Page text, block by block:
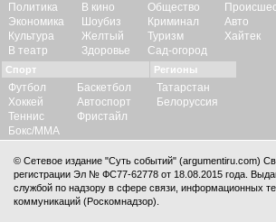
Политика
Экономика
Культура
В театр
В кино
Шоубиз
Желтый
Здоровье
Общество
Криминал
Туризм
Сад-огород
Авто
Хайтек
Спорт
Футбол
Хоккей
Теннис
Бокс/ММА
Баскетбол
Автоспорт
Фристайл
Регионы
Татарстан
Белоруссия
© Сетевое издание "Суть событий" (argumentiru.com)
регистрации Эл № ФС77-62778 от 18.08.2015 года.
службой по надзору в сфере связи, информационных
коммуникаций (Роскомнадзор).